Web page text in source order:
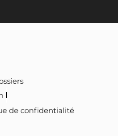
de confidentialité